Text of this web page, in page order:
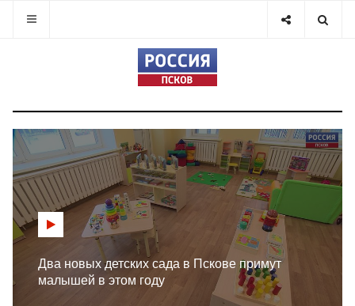
Два новых детских сада в Пскове примут
малышей в этом году